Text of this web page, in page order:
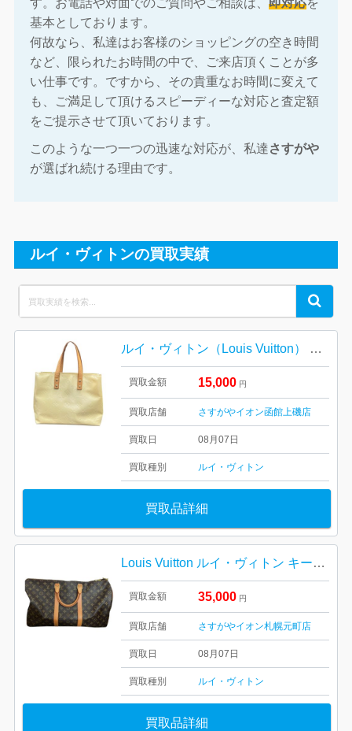
す。お電話や対面でのご質問やご相談は、 即対応を
基本としております。
何故なら、私達はお客様のショッピングの空き時間
など、限られたお時間の中で、ご来店頂くことが多
い仕事です。ですから、その貴重なお時間に変えて
も、ご満足して頂けるスピーディーな対応と査定額
をご提示させて頂いております。
このような一つ一つの迅速な対応が、私達さすがや
が選ばれ続ける理由です。
ルイ・ヴィトンの買取実績
for:
Search
ルイ・ヴィトン（Louis Vuitton） モノグラム・ヴェルニ リード【イオン函館上磯店】
買取金額 15,000 円
買取店舗 さすがやイオン函館上磯店
買取日 08月07日
買取種別 ルイ・ヴィトン
買取品詳細
Louis Vuitton ルイ・ヴィトン キーポル45 M41428 モノグラム 札幌市 東区 元町
買取金額 35,000 円
買取店舗 さすがやイオン札幌元町店
買取日 08月07日
買取種別 ルイ・ヴィトン
買取品詳細